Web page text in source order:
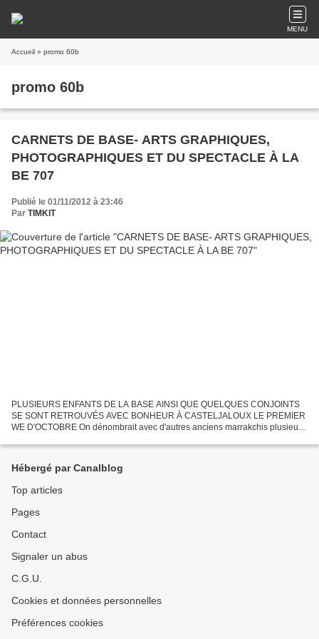
MENU
Accueil » promo 60b
promo 60b
CARNETS DE BASE- ARTS GRAPHIQUES,
PHOTOGRAPHIQUES ET DU SPECTACLE À LA
BE 707
Publié le 01/11/2012 à 23:46
Par TIMKIT
PLUSIEURS ENFANTS DE LA BASE AINSI QUE QUELQUES CONJOINTS
SE SONT RETROUVÉS AVEC BONHEUR À CASTELJALOUX LE PREMIER
WE D'OCTOBRE On dénombrait avec d'autres anciens marrakchis plusieurs
Hébergé par Canalblog
Top articles
Pages
Contact
Signaler un abus
C.G.U.
Cookies et données personnelles
Préférences cookies